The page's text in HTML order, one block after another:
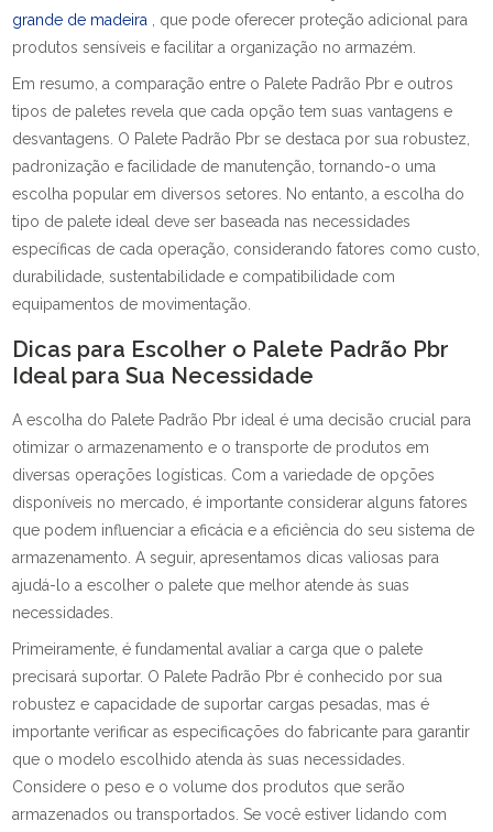
grande de madeira
, que pode oferecer proteção adicional para
produtos sensíveis e facilitar a organização no armazém.
Em resumo, a comparação entre o Palete Padrão Pbr e outros
tipos de paletes revela que cada opção tem suas vantagens e
desvantagens. O Palete Padrão Pbr se destaca por sua robustez,
padronização e facilidade de manutenção, tornando-o uma
escolha popular em diversos setores. No entanto, a escolha do
tipo de palete ideal deve ser baseada nas necessidades
específicas de cada operação, considerando fatores como custo,
durabilidade, sustentabilidade e compatibilidade com
equipamentos de movimentação.
Dicas para Escolher o Palete Padrão Pbr
Ideal para Sua Necessidade
A escolha do Palete Padrão Pbr ideal é uma decisão crucial para
otimizar o armazenamento e o transporte de produtos em
diversas operações logísticas. Com a variedade de opções
disponíveis no mercado, é importante considerar alguns fatores
que podem influenciar a eficácia e a eficiência do seu sistema de
armazenamento. A seguir, apresentamos dicas valiosas para
ajudá-lo a escolher o palete que melhor atende às suas
necessidades.
Primeiramente, é fundamental avaliar a carga que o palete
precisará suportar. O Palete Padrão Pbr é conhecido por sua
robustez e capacidade de suportar cargas pesadas, mas é
importante verificar as especificações do fabricante para garantir
que o modelo escolhido atenda às suas necessidades.
Considere o peso e o volume dos produtos que serão
armazenados ou transportados. Se você estiver lidando com